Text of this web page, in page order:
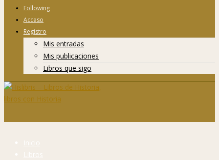
Following
Acceso
Registro
Mis entradas
Mis publicaciones
Libros que sigo
Inicio
Libros